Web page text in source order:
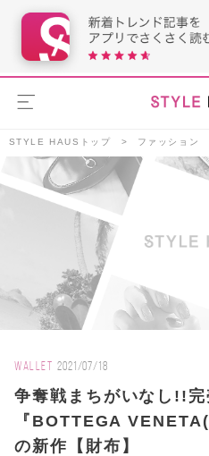
STYLE HAUSトップ ファッション
WALLET 2021/07/18
争奪戦まちがいなし!!
『BOTTEGA
の新作【財布】